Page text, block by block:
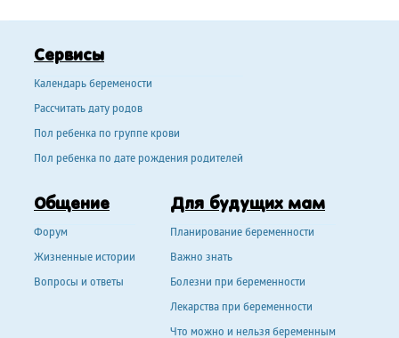
Сервисы
Календарь беремености
Рассчитать дату родов
Пол ребенка по группе крови
Пол ребенка по дате рождения родителей
Общение
Форум
Жизненные истории
Вопросы и ответы
Для будущих мам
Планирование беременности
Важно знать
Болезни при беременности
Лекарства при беременности
Что можно и нельзя беременным